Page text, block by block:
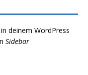
in deinem WordPress
Sidebar